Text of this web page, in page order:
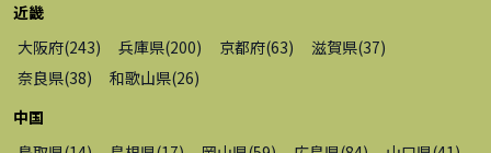
近畿
大阪府(243) 兵庫県(200) 京都府(63) 滋賀県(37)
奈良県(38) 和歌山県(26)
中国